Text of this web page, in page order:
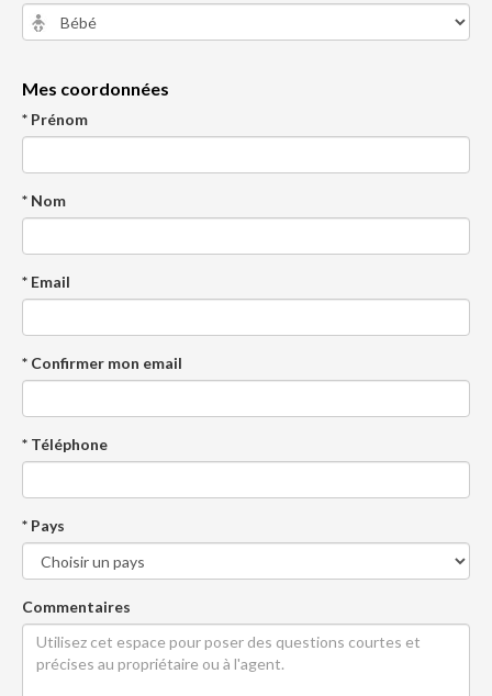
Mes coordonnées
* Prénom
* Nom
* Email
* Confirmer mon email
* Téléphone
* Pays
Commentaires